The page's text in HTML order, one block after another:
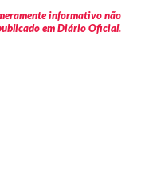
informativo não
em Diário Oficial.